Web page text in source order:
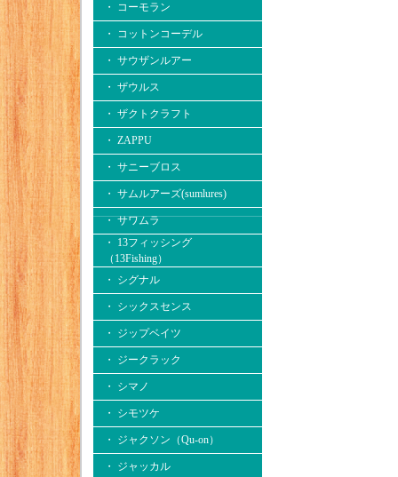
・ コーモラン
・ コットンコーデル
・ サウザンルアー
・ ザウルス
・ ザクトクラフト
・ ZAPPU
・ サニーブロス
・ サムルアーズ(sumlures)
・ サワムラ
・ 13フィッシング
（13Fishing）
・ シグナル
・ シックスセンス
・ ジップベイツ
・ ジークラック
・ シマノ
・ シモツケ
・ ジャクソン（Qu-on）
・ ジャッカル